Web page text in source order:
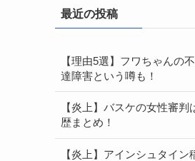
最近の投稿
【理由5選】フワちゃんの
達障害という噂も！
【炎上】バスケの女性審判
歴まとめ！
【炎上】アインシュタイン